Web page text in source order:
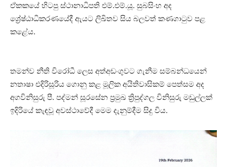
ඒකකයේ හිටපු ස්ථානාධිපති එම්.එම්.යූ. සුබසිංහ අද
ශ්‍රේෂ්ඨාධිකරණයේදී ඇයට ලිඛිතව සිය බලවත් කණගාටුව පළ
කළේය.
තමන්ව නීති විරෝධී ලෙස අත්අඩංගුවට ගැනීම සම්බන්ධයෙන්
නතාෂා එදිරිසූරිය ගොනු කළ මූලික අයිතිවාසිකම් පෙත්සම අද
අගවිනිසුරු පී. පද්මන් සූරසේන ප්‍රමුඛ ත්‍රිපුද්ගල විනිසුරු මඩුල්ලක්
ඉදිරියේ කැඳවූ අවස්ථාවේදී මෙම දැනුම්දීම සිදු විය.